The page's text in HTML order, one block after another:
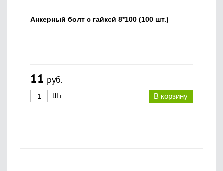
Анкерный болт с гайкой 8*100 (100 шт.)
11 руб.
В корзину
Шт.